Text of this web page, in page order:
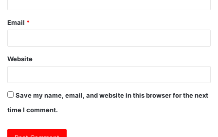
Email *
Website
Save my name, email, and website in this browser for the next
time I comment.